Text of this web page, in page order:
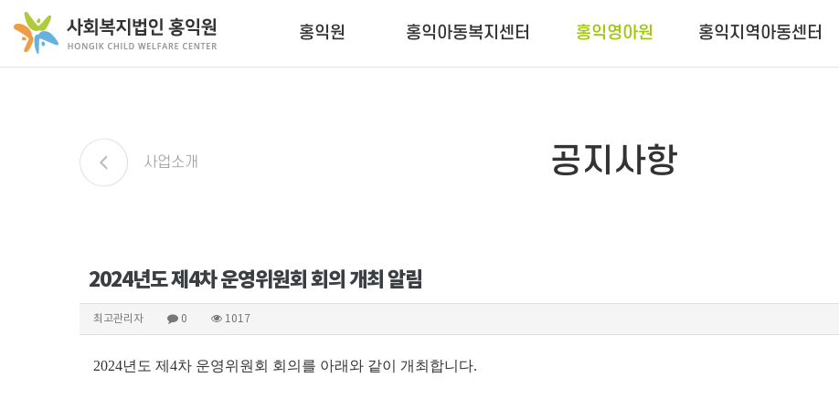
홍익원 홍익아동복지센터 홍익영아원 홍익지역아동센터
공지사항
사업소개
2024년도 제4차 운영위원회 회의 개최 알림
최고관리자 0 1017
2024년도 제4차 운영위원회 회의를 아래와 같이 개최합니다.